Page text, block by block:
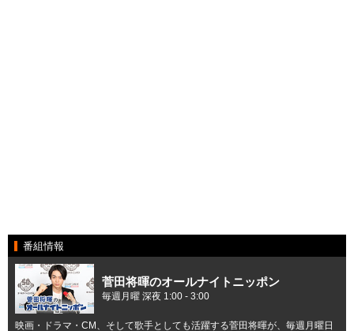
番組情報
菅田将暉のオールナイトニッポン
毎週月曜 深夜 1:00 - 3:00
映画・ドラマ・CM、そして歌手としても活躍する菅田将暉が、毎週月曜日